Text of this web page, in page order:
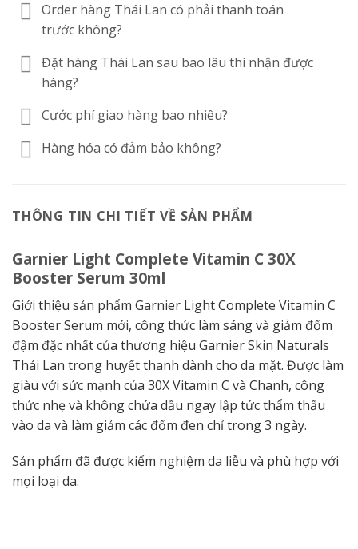
Order hàng Thái Lan có phải thanh toán
trước không?
Đặt hàng Thái Lan sau bao lâu thì nhận được
hàng?
Cước phí giao hàng bao nhiêu?
Hàng hóa có đảm bảo không?
THÔNG TIN CHI TIẾT VỀ SẢN PHẨM
Garnier Light Complete Vitamin C 30X
Booster Serum 30ml
Giới thiệu sản phẩm Garnier Light Complete Vitamin C
Booster Serum mới, công thức làm sáng và giảm đốm
đậm đặc nhất của thương hiệu Garnier Skin Naturals
Thái Lan trong huyết thanh dành cho da mặt. Được làm
giàu với sức mạnh của 30X Vitamin C và Chanh, công
thức nhẹ và không chứa dầu ngay lập tức thẩm thấu
vào da và làm giảm các đốm đen chỉ trong 3 ngày.
Sản phẩm đã được kiểm nghiệm da liễu và phù hợp với
mọi loại da.